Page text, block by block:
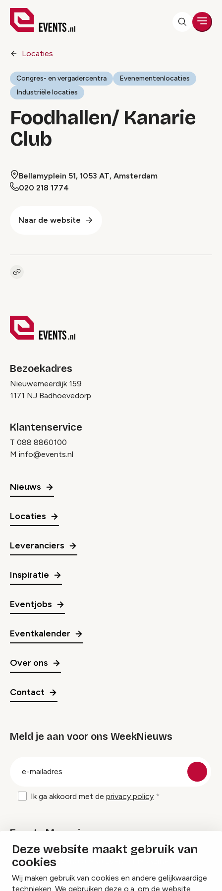
Deze website maakt gebruik van
cookies
Wij maken gebruik van cookies en andere gelijkwaardige
technieken. We gebruiken deze o.a. om de website
Locaties
Congres- en vergadercentra
Evenementenlocaties
Industriële locaties
Foodhallen/ Kanarie
Club
Bellamyplein 51, 1053 AT, Amsterdam
020 218 1774
Naar de website
Kopieer link naar pagina
Bezoekadres
Nieuwemeerdijk 159
1171 NJ Badhoevedorp
Klantenservice
T 088 8860100
M info@events.nl
Nieuws
Locaties
Leveranciers
Inspiratie
Eventjobs
Eventkalender
Over ons
Contact
Meld je aan voor ons WeekNieuws
Ik ga akkoord met de privacy policy
Events Magazine
Ik ontvang graag Events Magazine